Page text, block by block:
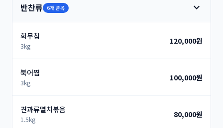
반찬류 6개 품목 expand_more
회무침
3kg
120,000원
북어찜
3kg
100,000원
견과류멸치볶음
1.5kg
80,000원